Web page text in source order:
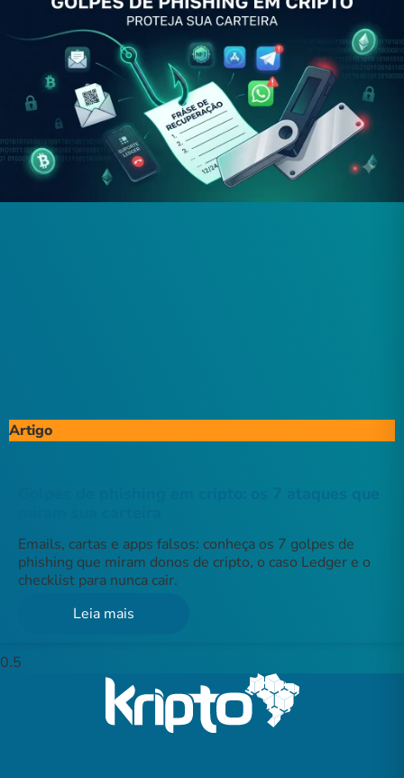
Artigo
Emails, cartas e apps falsos: conheça os 7 golpes de
phishing que miram donos de cripto, o caso Ledger e o
checklist para nunca cair.
Leia mais